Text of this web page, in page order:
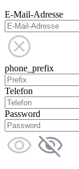
E-Mail-Adresse
phone_prefix
Telefon
Password